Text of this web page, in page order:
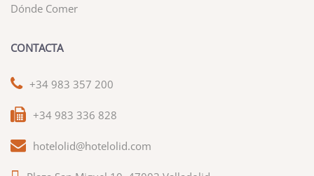
Dónde Comer
CONTACTA
+34 983 357 200
+34 983 336 828
hotelolid@hotelolid.com